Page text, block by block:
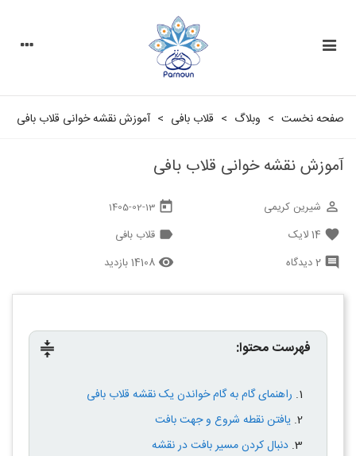
صفحه نخست > وبلاگ > قلاب بافی > آموزش نقشه خوانی قلاب بافی
آموزش نقشه خوانی قلاب بافی
today
1405-02-13 perm_identity شیرین کریمی
label قلاب بافی favorite
14لایک
remove_red_eye 14108 بازدید comment 2 دیدگاه
compress فهرست محتوا:
راهنمای گام به گام خواندن یک نقشه قلاب بافی
یافتن نقطه شروع و جهت بافت
دنبال کردن مسیر بافت در نقشه